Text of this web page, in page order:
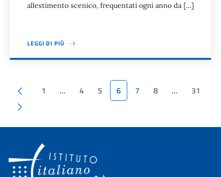
allestimento scenico, frequentati ogni anno da […]
LEGGI DI PIÙ
Paginazione
Pagina precedente
1 … 4 5 6 7 8 …
31